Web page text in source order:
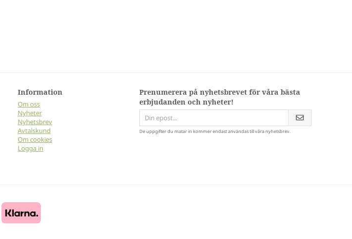
Information
Om oss
Nyheter
Nyhetsbrev
Avtalskund
Om cookies
Logga in
Prenumerera på nyhetsbrevet för våra bästa
erbjudanden och nyheter!
De uppgifter du matar in kommer endast användas till våra nyhetsbrev.